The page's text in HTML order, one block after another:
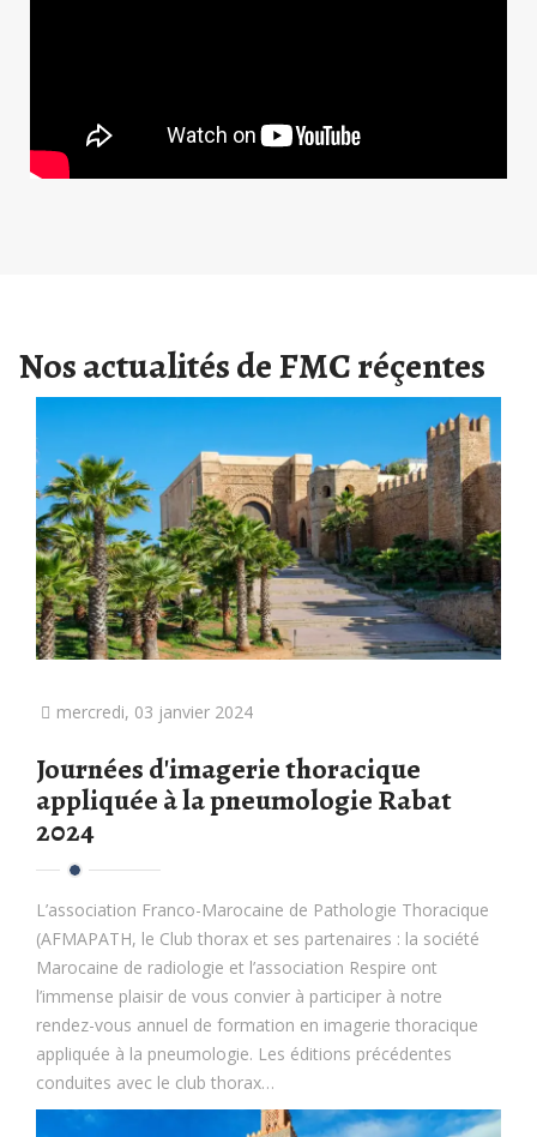
Nos actualités de FMC réçentes
mercredi, 03 janvier 2024
Journées d'imagerie thoracique
appliquée à la pneumologie Rabat
2024
L’association Franco-Marocaine de Pathologie Thoracique
(AFMAPATH, le Club thorax et ses partenaires : la société
Marocaine de radiologie et l’association Respire ont
l’immense plaisir de vous convier à participer à notre
rendez-vous annuel de formation en imagerie thoracique
appliquée à la pneumologie. Les éditions précédentes
conduites avec le club thorax…